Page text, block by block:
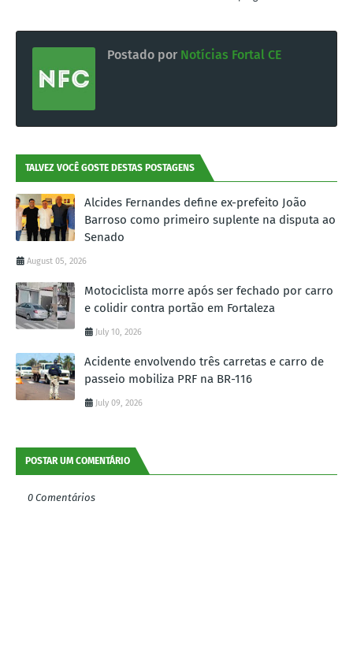
Postado por Notícias Fortal CE
TALVEZ VOCÊ GOSTE DESTAS POSTAGENS
Alcides Fernandes define ex-prefeito João
Barroso como primeiro suplente na disputa ao
Senado
August 05, 2026
Motociclista morre após ser fechado por carro
e colidir contra portão em Fortaleza
July 10, 2026
Acidente envolvendo três carretas e carro de
passeio mobiliza PRF na BR-116
July 09, 2026
POSTAR UM COMENTÁRIO
0 Comentários